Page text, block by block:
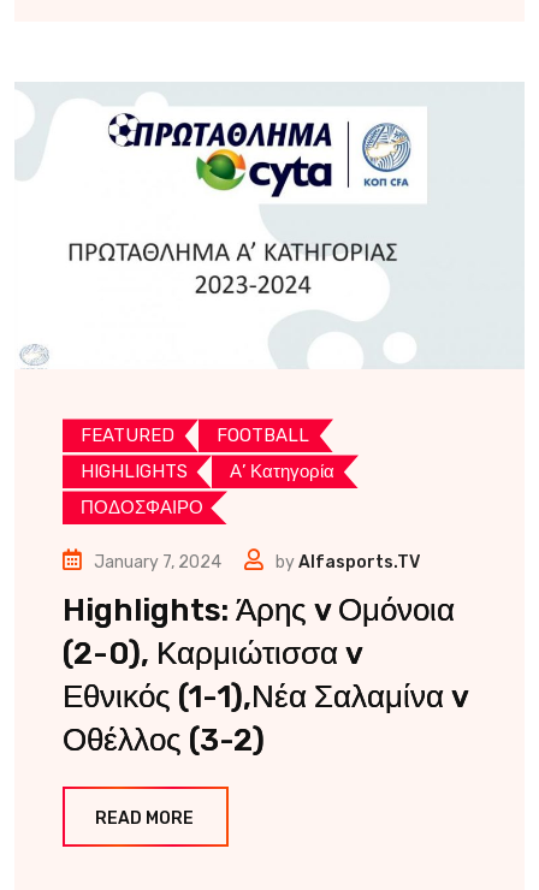
FEATURED
FOOTBALL
HIGHLIGHTS
Α’ Κατηγορία
ΠΟΔΟΣΦΑΙΡΟ
January 7, 2024 byAlfasports.TV
Highlights: Άρης v Ομόνοια
(2-0), Καρμιώτισσα v
Εθνικός (1-1),Νέα Σαλαμίνα v
Οθέλλος (3-2)
READ MORE